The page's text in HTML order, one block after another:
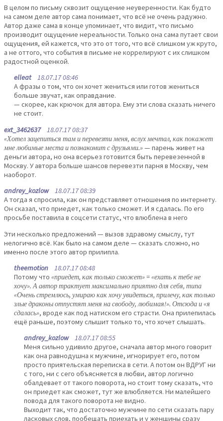
В целом по письму сквозит ощущение неуверенности. Как будто
на самом деле автор сама понимает, что всё не очень радужно.
Автор даже сама в конце упоминает, что видит, что письмо
производит ощущение нереальности. Только она сама путает свои
ощущения, ей кажется, что это от того, что всё слишком уж круто,
а не оттого, что события в письме не коррелируют с их слишком
радостной оценкой.
elleat18.07.17 08:46
А фразы о том, что он хочет жениться или готов жениться
больше звучат, как оправдание.
— скорее, как крючок для автора. Ему эти слова сказать ничего
не стоит.
ext_346263718.07.17 08:37
«Хотел зацепиться там и перевезти меня, вслух мечтал, как покажет
мне любимые места и познакомит с друзьями.»— парень живет на
деньги автора, но она всерьез готовится быть перевезенной в
Москву. У автора больше шансов перевезти парня в Москву, чем
наоборот.
andrey_kozlow18.07.17 08:39
А тогда я спросила, как он представляет отношения по интернету.
Он сказал, что приедет, как только сможет. И я сдалась. По его
просьбе поставила в соцсети статус, что влюблена в него
Эти несколько предложений — вызов здравому смыслу, тут
нелогично всё. Как было на самом деле — сказать сложно, но
именно после этого автор прилипла.
theemotion 18.07.17 08:48
Потому что «приедет, как только сможет» = «ехать к тебе не
хочу». А автор трактует максимально приятно для себя, типа
«Очень стремлюсь, умираю как хочу увидеться, прилечу, как только
злые драконы отпустят меня на свободу, любимая!». Отсюда и «я
сдалась», вроде как под натиском его страсти. Она прилепилась
ещё раньше, поэтому слышит только то, что хочет слышать.
andrey_kozlow18.07.17 08:55
Меня сильно удивило другое, сначала автор много говорит
как она равнодушна к мужчине, игнорирует его, потом
просто приятельская переписка в сети. А потом он ВДРУГ ни
с того, ни с сего объясняется в любви, автор логично
обалдевает от такого поворота, но стоит тому сказать, что
он приедет как сможет, тут же влюбляется. Ни малейшего
повода для такого поворота не видно.
Выходит так, что достаточно мужчине по сети сказать пару
ласковых слов, пообещать приехать и у женщины сразу